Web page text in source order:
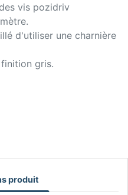
vis pozidriv
d'utiliser une charnière
gris.
produit